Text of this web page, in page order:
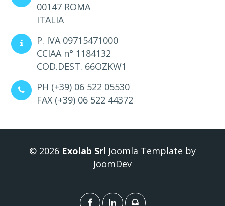
00147 ROMA
ITALIA
P. IVA 09715471000
CCIAA n° 1184132
COD.DEST. 66OZKW1
PH (+39) 06 522 05530
FAX (+39) 06 522 44372
© 2026 Exolab Srl Joomla Template by
JoomDev